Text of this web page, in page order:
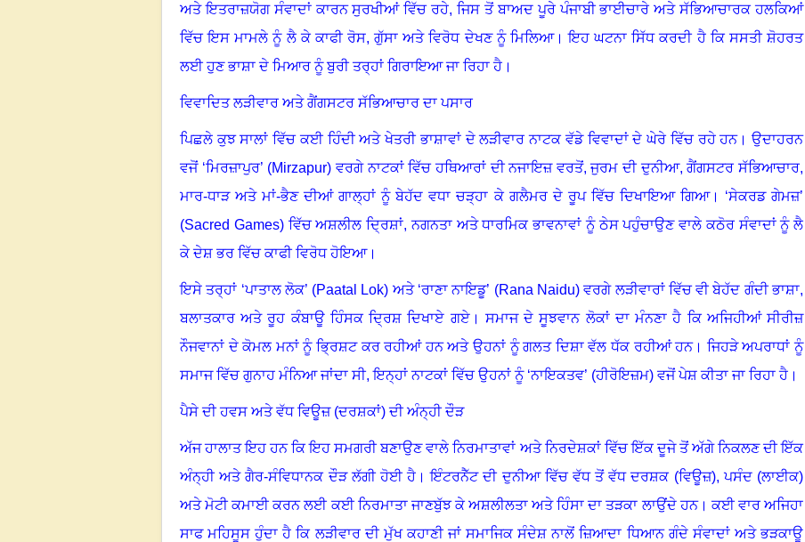
ਅਤੇ ਇਤਰਾਜ਼ਯੋਗ ਸੰਵਾਦਾਂ ਕਾਰਨ ਸੁਰਖੀਆਂ ਵਿੱਚ ਰਹੇ,ਜਿਸ ਤੋਂ ਬਾਅਦ ਪੂਰੇ ਪੰਜਾਬੀ ਭਾਈਚਾਰੇ ਅਤੇ ਸੱਭਿਆਚਾਰਕ ਹਲਕਿਆਂ
ਵਿੱਚ ਇਸ ਮਾਮਲੇ ਨੂੰ ਲੈ ਕੇ ਕਾਫੀ ਰੋਸ,ਗੁੱਸਾ ਅਤੇ ਵਿਰੋਧ ਦੇਖਣ ਨੂੰ ਮਿਲਿਆ।ਇਹ ਘਟਨਾ ਸਿੱਧ ਕਰਦੀ ਹੈ ਕਿ ਸਸਤੀ ਸ਼ੋਹਰਤ
ਲਈ ਹੁਣ ਭਾਸ਼ਾ ਦੇ ਮਿਆਰ ਨੂੰ ਬੁਰੀ ਤਰ੍ਹਾਂ ਗਿਰਾਇਆ ਜਾ ਰਿਹਾ ਹੈ ।
ਵਿਵਾਦਿਤ ਲੜੀਵਾਰ ਅਤੇ ਗੈਂਗਸਟਰ ਸੱਭਿਆਚਾਰ ਦਾ ਪਸਾਰ
ਪਿਛਲੇ ਕੁਝ ਸਾਲਾਂ ਵਿੱਚ ਕਈ ਹਿੰਦੀ ਅਤੇ ਖੇਤਰੀ ਭਾਸ਼ਾਵਾਂ ਦੇ ਲੜੀਵਾਰ ਨਾਟਕ ਵੱਡੇ ਵਿਵਾਦਾਂ ਦੇ ਘੇਰੇ ਵਿੱਚ ਰਹੇ ਹਨ।ਉਦਾਹਰਨ
ਵਜੋਂ ‘ਮਿਰਜ਼ਾਪੁਰ’ (Mirzapur) ਵਰਗੇ ਨਾਟਕਾਂ ਵਿੱਚ ਹਥਿਆਰਾਂ ਦੀ ਨਜਾਇਜ਼ ਵਰਤੋਂ,ਜੁਰਮ ਦੀ ਦੁਨੀਆ,ਗੈਂਗਸਟਰ ਸੱਭਿਆਚਾਰ,
ਮਾਰ-ਧਾੜ ਅਤੇ ਮਾਂ-ਭੈਣ ਦੀਆਂ ਗਾਲ੍ਹਾਂ ਨੂੰ ਬੇਹੱਦ ਵਧਾ ਚੜ੍ਹਾ ਕੇ ਗਲੈਮਰ ਦੇ ਰੂਪ ਵਿੱਚ ਦਿਖਾਇਆ ਗਿਆ। ‘ਸੇਕਰਡ ਗੇਮਜ਼’
(Sacred Games) ਵਿੱਚ ਅਸ਼ਲੀਲ ਦ੍ਰਿਸ਼ਾਂ,ਨਗਨਤਾ ਅਤੇ ਧਾਰਮਿਕ ਭਾਵਨਾਵਾਂ ਨੂੰ ਠੇਸ ਪਹੁੰਚਾਉਣ ਵਾਲੇ ਕਠੋਰ ਸੰਵਾਦਾਂ ਨੂੰ ਲੈ
ਕੇ ਦੇਸ਼ ਭਰ ਵਿੱਚ ਕਾਫੀ ਵਿਰੋਧ ਹੋਇਆ।
ਇਸੇ ਤਰ੍ਹਾਂ ‘ਪਾਤਾਲ ਲੋਕ’ (Paata Lok) ਅਤੇ ‘ਰਾਣਾ ਨਾਇਡੂ’ (Rana Naidu)ਵਰਗੇ ਲੜੀਵਾਰਾਂ ਵਿੱਚ ਵੀ ਬੇਹੱਦ ਗੰਦੀ ਭਾਸ਼ਾ,
ਬਲਾਤਕਾਰ ਅਤੇ ਰੂਹ ਕੰਬਾਊ ਹਿੰਸਕ ਦ੍ਰਿਸ਼ ਦਿਖਾਏ ਗਏ। ਸਮਾਜ ਦੇ ਸੂਝਵਾਨ ਲੋਕਾਂ ਦਾ ਮੰਨਣਾ ਹੈ ਕਿ ਅਜਿਹੀਆਂ ਸੀਰੀਜ਼
ਨੌਜਵਾਨਾਂ ਦੇ ਕੋਮਲ ਮਨਾਂ ਨੂੰ ਭ੍ਰਿਸ਼ਟ ਕਰ ਰਹੀਆਂ ਹਨ ਅਤੇ ਉਹਨਾਂ ਨੂੰ ਗਲਤ ਦਿਸ਼ਾ ਵੱਲ ਧੱਕ ਰਹੀਆਂ ਹਨ। ਜਿਹੜੇ ਅਪਰਾਧਾਂ ਨੂੰ
ਸਮਾਜ ਵਿੱਚ ਗੁਨਾਹ ਮੰਨਿਆ ਜਾਂਦਾ ਸੀ, ਇਨ੍ਹਾਂ ਨਾਟਕਾਂ ਵਿੱਚ ਉਹਨਾਂ ਨੂੰ ‘ਨਾਇਕਤਵ’ (ਹੀਰੋਇਜ਼ਮ) ਵਜੋਂ ਪੇਸ਼ ਕੀਤਾ ਜਾ ਰਿਹਾ ਹੈ ।
ਪੈਸੇ ਦੀ ਹਵਸ ਅਤੇ ਵੱਧ ਵਿਊਜ਼ (ਦਰਸ਼ਕਾਂ) ਦੀ ਅੰਨ੍ਹੀ ਦੌੜ
ਅੱਜ ਹਾਲਾਤ ਇਹ ਹਨ ਕਿ ਇਹ ਸਮਗਰੀ ਬਣਾਉਣ ਵਾਲੇ ਨਿਰਮਾਤਾਵਾਂ ਅਤੇ ਨਿਰਦੇਸ਼ਕਾਂ ਵਿੱਚ ਇੱਕ ਦੂਜੇ ਤੋਂ ਅੱਗੇ ਨਿਕਲਣ ਦੀ ਇੱਕ
ਅੰਨ੍ਹੀ ਅਤੇ ਗੈਰ-ਸੰਵਿਧਾਨਕ ਦੌੜ ਲੱਗੀ ਹੋਈ ਹੈ ।ਇੰਟਰਨੈੱਟ ਦੀ ਦੁਨੀਆ ਵਿੱਚ ਵੱਧ ਤੋਂ ਵੱਧ ਦਰਸ਼ਕ (ਵਿਊਜ਼),ਪਸੰਦ (ਲਾਈਕ)
ਅਤੇ ਮੋਟੀ ਕਮਾਈ ਕਰਨ ਲਈ ਕਈ ਨਿਰਮਾਤਾ ਜਾਣਬੁੱਝ ਕੇ ਅਸ਼ਲੀਲਤਾ ਅਤੇ ਹਿੰਸਾ ਦਾ ਤੜਕਾ ਲਾਉਂਦੇ ਹਨ।ਕਈ ਵਾਰ ਅਜਿਹਾ
ਸਾਫ ਮਹਿਸੂਸ ਹੁੰਦਾ ਹੈ ਕਿ ਲੜੀਵਾਰ ਦੀ ਮੁੱਖ ਕਹਾਣੀ ਜਾਂ ਸਮਾਜਿਕ ਸੰਦੇਸ਼ ਨਾਲੋਂ ਜ਼ਿਆਦਾ ਧਿਆਨ ਗੰਦੇ ਸੰਵਾਦਾਂ ਅਤੇ ਭੜਕਾਊ